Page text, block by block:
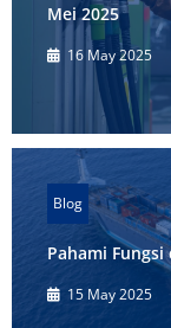
Mei 2025
16 May 2025
Blog
Pahami
15 May 2025